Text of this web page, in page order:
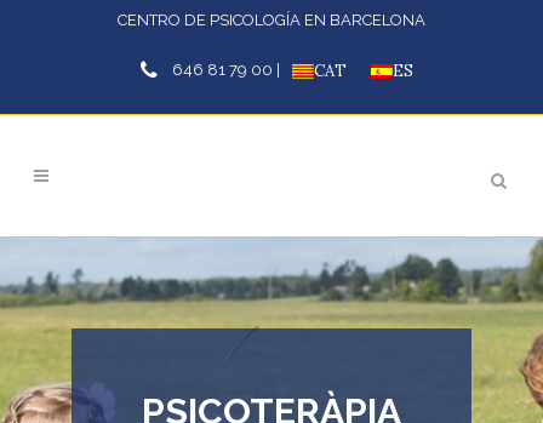
CENTRO DE PSICOLOGÍA EN BARCELONA
646 81 79 00 | CAT ES
PSICOTERÀPIA